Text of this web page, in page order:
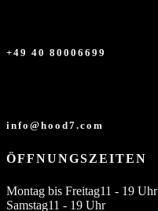
+49 40 80006699
info@hood7.com
ÖFFNUNGSZEITEN
Montag bis Freitag11 - 19 Uhr
Samstag11 - 19 Uhr